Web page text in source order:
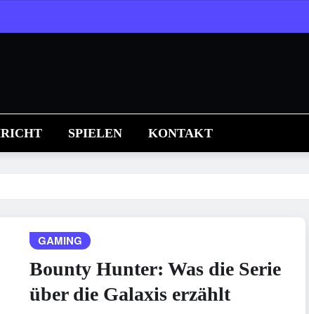
SPIELEN KONTAKT
GAMING
Bounty Hunter: Was die Serie
über die Galaxis erzählt